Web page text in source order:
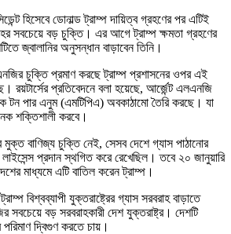
হিসেবে ডোনাল্ড ট্রাম্প দায়িত্ব গ্রহণের পর এটিই
সবচেয়ে বড় চুক্তি। এর আগে ট্রাম্প ক্ষমতা গ্রহণের
জ্বালানির অনুসন্ধান বাড়াবেন তিনি।
চুক্তি প্রমাণ করছে ট্রাম্প প্রশাসনের ওপর এই
রয়টার্সের প্রতিবেদনে বলা হয়েছে, আর্জেন্ট এলএনজি
টন পার এনুম (এমটিপিএ) অবকাঠামো তৈরি করছে। যা
শক্তিশালী করবে।
মুক্ত বাণিজ্য চুক্তি নেই, সেসব দেশে গ্যাস পাঠানোর
লাইসেন্স প্রদান স্থগিত করে রেখেছিল। তবে ২০ জানুয়ারি
মাধ্যমে এটি বাতিল করেন ট্রাম্প।
বিশ্বব্যাপী যুক্তরাষ্ট্রের গ্যাস সরবরাহ বাড়াতে
সবচেয়ে বড় সরবরাহকারী দেশ যুক্তরাষ্ট্র। দেশটি
দ্বিগুণ করতে চায়।